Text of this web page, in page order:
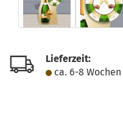
Lieferzeit:
ca. 6-8 Wochen